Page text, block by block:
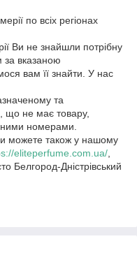
по всіх регіонах
Ви не знайшли потрібну
за вказаною
вам її знайти. У нас
та
що не має товару,
номерами.
можете також у нашому
eliteperfume.com.ua/
Белгород-Дністрівський